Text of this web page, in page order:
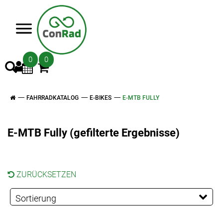
0 0
FAHRRADKATALOG E-BIKES E-MTB FULLY
E-MTB Fully (gefilterte Ergebnisse)
ZURÜCKSETZEN
Sortierung